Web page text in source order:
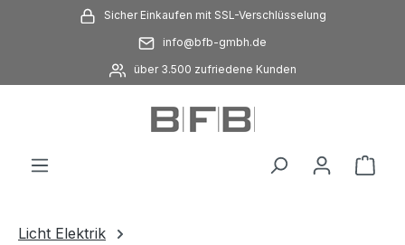
Zum Hauptinhalt springenSicher Einkaufen mit SSL-Verschlüsselung
info@bfb-gmbh.de
über 3.500 zufriedene Kunden
Licht Elektrik